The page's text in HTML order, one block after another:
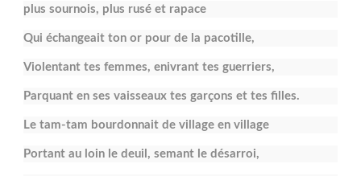
plus sournois, plus rusé et rapace
Qui échangeait ton or pour de la pacotille,
Violentant tes femmes, enivrant tes guerriers,
Parquant en ses vaisseaux tes garçons et tes filles.
Le tam-tam bourdonnait de village en village
Portant au loin le deuil, semant le désarroi,